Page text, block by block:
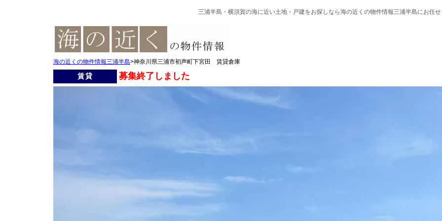
三浦半島・横須賀の海に近い土地・戸建をお探しなら海の近くの物件情報三浦半島にお任
海の近くの物件情報三浦半島>神奈川県三浦市初声町下宮田 賃貸倉庫
賃貸 募集終了しました